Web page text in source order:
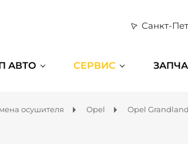
Санкт-
АВТО СЕРВИС
осушителя Opel Opel Grandland